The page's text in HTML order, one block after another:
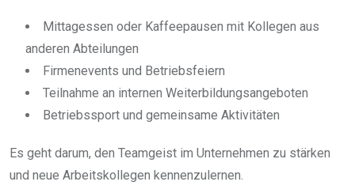
Mittagessen oder Kaffeepausen mit Kollegen aus
anderen Abteilungen
Firmenevents und Betriebsfeiern
Teilnahme an internen Weiterbildungsangeboten
Betriebssport und gemeinsame Aktivitäten
Es geht darum, den Teamgeist im Unternehmen zu stärken
und neue Arbeitskollegen kennenzulernen.